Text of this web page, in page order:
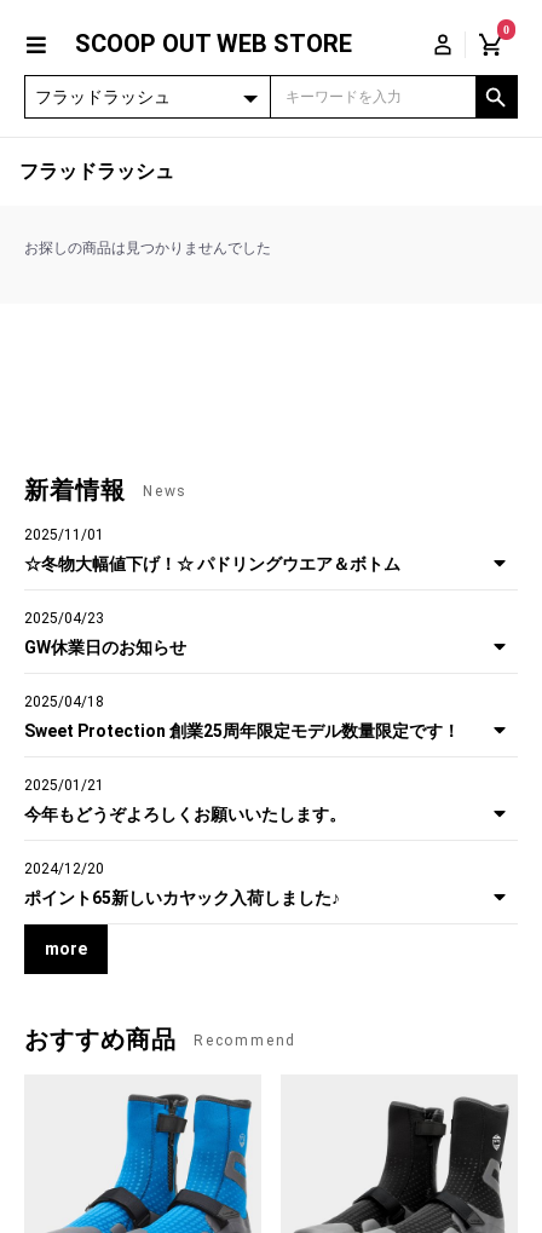
SCOOP OUT WEB STORE
0
フラッドラッシュ
お探しの商品は見つかりませんでした
新着情報 News
2025/11/01
☆冬物大幅値下げ！☆ パドリングウエア＆ボトム
2025/04/23
GW休業日のお知らせ
2025/04/18
Sweet Protection 創業25周年限定モデル数量限定です！
2025/01/21
今年もどうぞよろしくお願いいたします。
2024/12/20
ポイント65新しいカヤック入荷しました♪
more
おすすめ商品 Recommend